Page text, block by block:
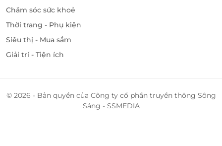
Chăm sóc sức khoẻ
Thời trang - Phụ kiện
Siêu thị - Mua sắm
Giải trí - Tiện ích
© 2026 - Bản quyền của Công ty cổ phần truyền thông Sông
Sáng - SSMEDIA